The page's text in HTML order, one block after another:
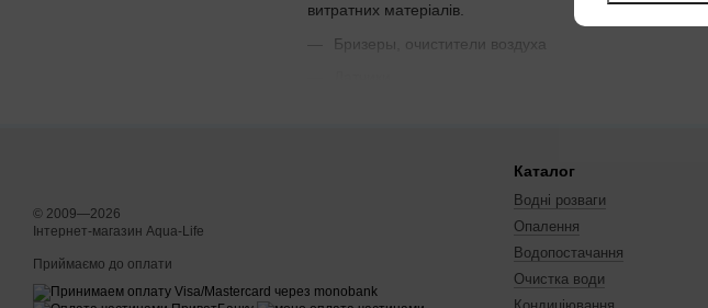
витратних матеріалів.
Бризеры, очистители воздуха
© 2009—2026
Інтернет-магазин Aqua-Life
Приймаємо до оплати
Каталог
Водні розваги
Опалення
Водопостачання
Очистка води